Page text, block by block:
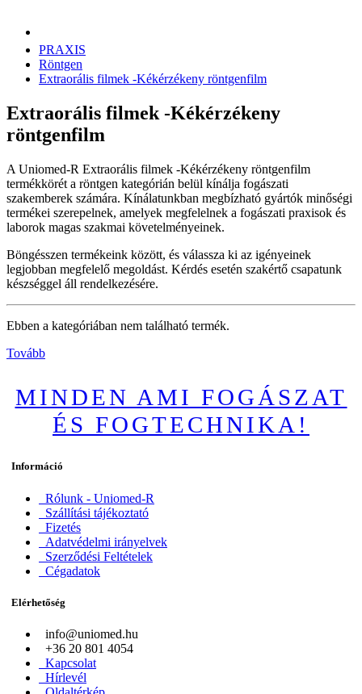
PRAXIS
Röntgen
Extraorális filmek -Kékérzékeny röntgenfilm
Extraorális filmek -Kékérzékeny
röntgenfilm
A Uniomed-R Extraorális filmek -Kékérzékeny röntgenfilm
termékkörét a röntgen kategórián belül kínálja fogászati
szakemberek számára. Kínálatunkban megbízható gyártók minőségi
termékei szerepelnek, amelyek megfelelnek a fogászati praxisok és
laborok magas szakmai követelményeinek.
Böngésszen termékeink között, és válassza ki az igényeinek
legjobban megfelelő megoldást. Kérdés esetén szakértő csapatunk
készséggel áll rendelkezésére.
Ebben a kategóriában nem található termék.
Tovább
MINDEN AMI FOGÁSZAT
ÉS FOGTECHNIKA!
Információ
Rólunk - Uniomed-R
Szállítási tájékoztató
Fizetés
Adatvédelmi irányelvek
Szerződési Feltételek
Cégadatok
Elérhetőség
info@uniomed.hu
+36 20 801 4054
Kapcsolat
Hírlevél